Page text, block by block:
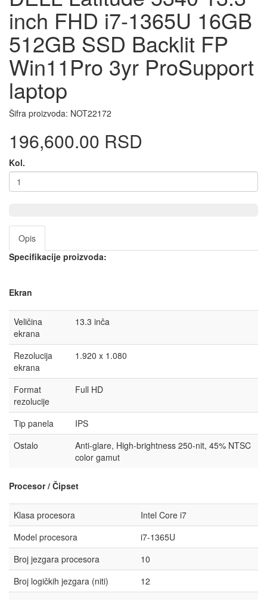
inch FHD i7-1365U 16GB
512GB SSD Backlit FP
Win11Pro 3yr ProSupport
laptop
Šifra proizvoda: NOT22172
196,600.00 RSD
Kol.
Opis
Specifikacije proizvoda:
Ekran
Veličina
ekrana
13.3 inča
Rezolucija
ekrana
1.920 x 1.080
Format
rezolucije
Full HD
Tip panela
IPS
Ostalo
Anti-glare, High-brightness 250-nit, 45% NTSC
color gamut
Procesor / Čipset
Klasa procesora
Intel Core i7
Model procesora
i7-1365U
Broj jezgara procesora
10
Broj logičkih jezgara (niti)
12